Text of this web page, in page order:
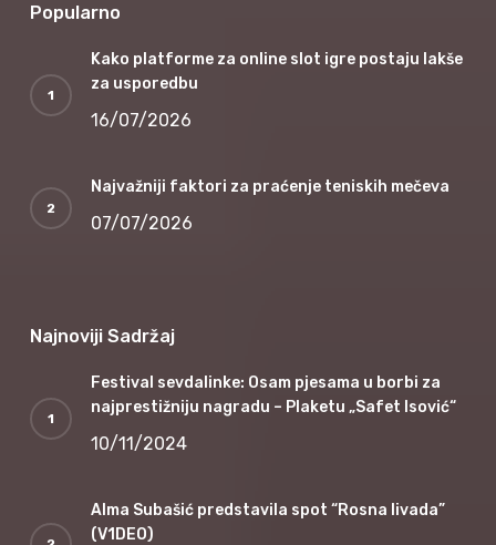
Popularno
Kako platforme za online slot igre postaju lakše
za usporedbu
16/07/2026
Najvažniji faktori za praćenje teniskih mečeva
07/07/2026
Najnoviji Sadržaj
Festival sevdalinke: Osam pjesama u borbi za
najprestižniju nagradu – Plaketu „Safet Isović“
10/11/2024
Alma Subašić predstavila spot “Rosna livada”
(V1DEO)